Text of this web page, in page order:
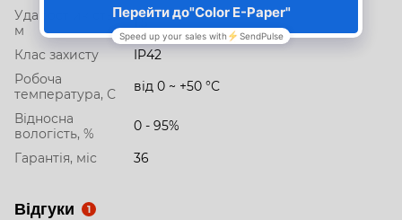
Ударостійкість,
м
1.5
Клас захисту
IP42
Робоча
температура, С
від 0 ~ +50 °С
Відносна
вологість, %
0 - 95%
Гарантія, міс
36
Відгуки 1